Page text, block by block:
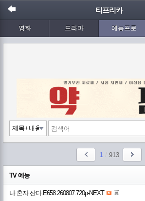
티프리카
영화 드라마 예능프로
애니메이션 음악 Wetv
1 913
TV 예능
나 혼자 산다.E658.260807.720p-NEXT